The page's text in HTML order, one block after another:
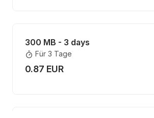
300 MB - 3 days
Für 3 Tage
0.87 EUR